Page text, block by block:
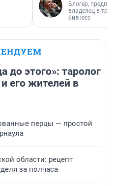
Блогер,
владелец в
бизнесе
до этого»: таролог
его жителей в
перцы — простой
области: рецепт
за полчаса